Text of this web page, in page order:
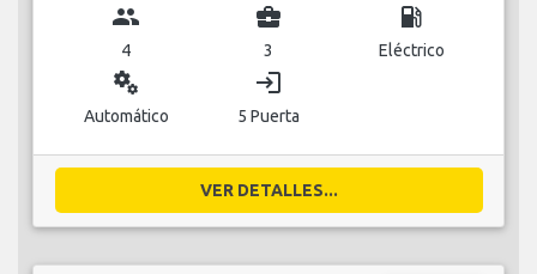
group
4
business_center
3
local_gas_station
Eléctrico
miscellaneous_services
Automático
login
5 Puerta
VER DETALLES...